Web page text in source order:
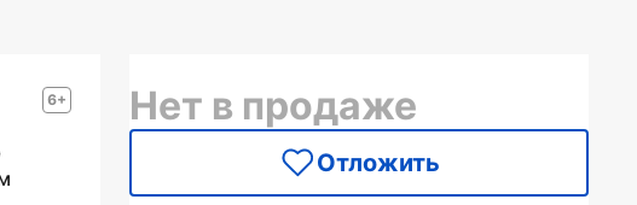
6+ Нет в продаже
Отложить